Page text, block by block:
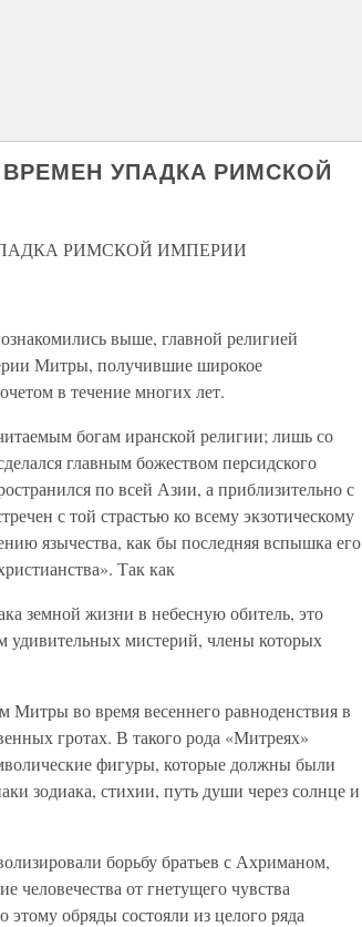
УПАДКА РИМСКОЙ
РИМСКОЙ ИМПЕРИИ
выше, главной религией
Митры, получившие широкое
в течение многих лет.
богам иранской религии; лишь со
главным божеством персидского
по всей Азии, а приблизительно с
с той страстью ко всему экзотическому
язычества, как бы последняя вспышка его
Так как
земной жизни в небесную обитель, это
удивительных мистерий, члены которых
Митры во время весеннего равноденствия в
гротах. В такого рода «Митреях»
фигуры, которые должны были
зодиака, стихии, путь души через солнце и
борьбу братьев с Ахриманом,
человечества от гнетущего чувства
этому обряды состояли из целого ряда